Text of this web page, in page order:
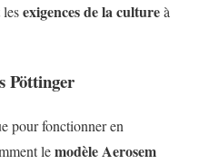
lesexigences de la cultureà
Pöttinger
pour fonctionner en
lemodèle Aerosem